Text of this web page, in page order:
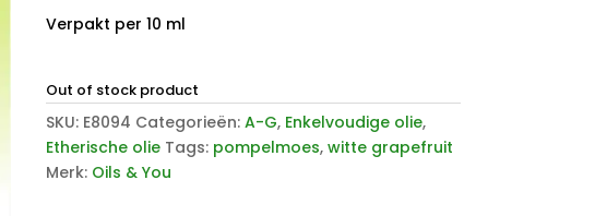
Verpakt per 10 ml
Out of stock product
SKU: E8094 Categorieën: A-G, Enkelvoudige olie,
Etherische olie Tags: pompelmoes, witte grapefruit
Merk: Oils & You